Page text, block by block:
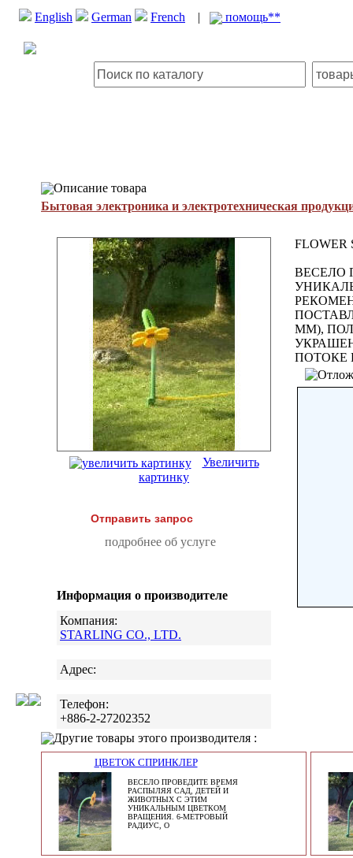
English German French | помощь**
Описание товара
Бытовая электроника и электротехническая
Увеличить
картинку
Отправить запрос
подробнее об услуге
Информация о производителе
Компания:
STARLING CO., LTD.
Адрес:
Телефон:
+886-2-27202352
FLOWER
ВЕСЕЛО
ММ),
ПОТОКЕ
Другие товары этого производителя :
ЦВЕТОК СПРИНКЛЕР
ВЕСЕЛО ПРОВЕДИТЕ ВРЕМЯ
РАСПЫЛЯЯ САД, ДЕТЕЙ И
ЖИВОТНЫХ С ЭТИМ
УНИКАЛЬНЫМ ЦВЕТКОМ
ВРАЩЕНИЯ. 6-МЕТРОВЫЙ
РАДИУС, О